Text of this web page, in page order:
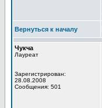
Вернуться к началу
Чукча
Лауреат
Зарегистрирован:
28.08.2008
Сообщения: 501